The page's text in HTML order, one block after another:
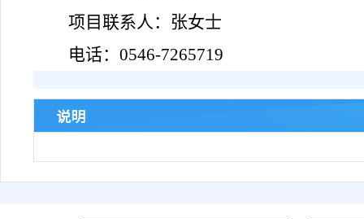
项目联系人：张女士
电话： 0546-7265719
说明